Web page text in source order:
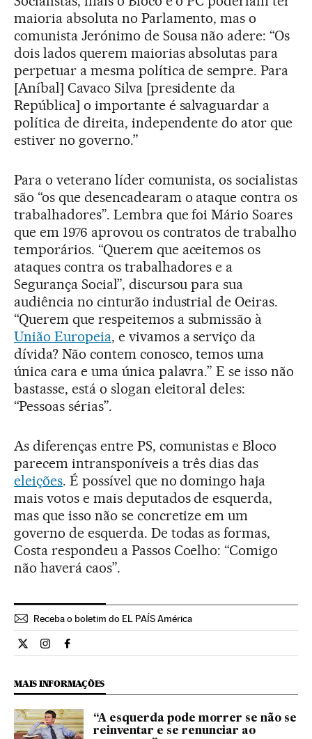
maioria absoluta no Parlamento, mas o
comunista Jerónimo de Sousa não adere: “Os
dois lados querem maiorias absolutas para
perpetuar a mesma política de sempre. Para
[Aníbal] Cavaco Silva [presidente da
República] o importante é salvaguardar a
política de direita, independente do ator que
estiver no governo.”
Para o veterano líder comunista, os socialistas
são “os que desencadearam o ataque contra os
trabalhadores”. Lembra que foi Mário Soares
que em 1976 aprovou os contratos de trabalho
temporários. “Querem que aceitemos os
ataques contra os trabalhadores e a
Segurança Social”, discursou para sua
audiência no cinturão industrial de Oeiras.
“Querem que respeitemos a submissão à
União Europeia, e vivamos a serviço da
dívida? Não contem conosco, temos uma
única cara e uma única palavra.” E se isso não
bastasse, está o slogan eleitoral deles:
“Pessoas sérias”.
As diferenças entre PS, comunistas e Bloco
parecem intransponíveis a três dias das
eleições. É possível que no domingo haja
mais votos e mais deputados de esquerda,
mas que isso não se concretize em um
governo de esquerda. De todas as formas,
Costa respondeu a Passos Coelho: “Comigo
não haverá caos”.
Receba o boletim do EL PAÍS América
Internacional El País Brasil en Twitter
Internacional El País Brasil en Instagram
Internacional El País Brasil en Facebook
MAIS INFORMAÇÕES
“A esquerda pode morrer se não se
reinventar e se renunciar ao